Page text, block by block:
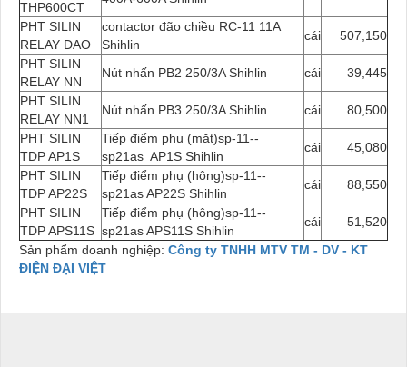
THP600CT
PHT SILIN
RELAY DAO
contactor đão chiều RC-11 11A
Shihlin
cái
507,150
PHT SILIN
RELAY NN
Nút nhấn PB2 250/3A Shihlin cái
39,445
PHT SILIN
RELAY NN1
Nút nhấn PB3 250/3A Shihlin cái
80,500
PHT SILIN
TDP AP1S
Tiếp điểm phụ (mặt)sp-11--
sp21as AP1S Shihlin
cái
45,080
PHT SILIN
TDP AP22S
Tiếp điểm phụ (hông)sp-11--
sp21as AP22S Shihlin
cái
88,550
PHT SILIN
TDP APS11S
Tiếp điểm phụ (hông)sp-11--
sp21as APS11S Shihlin
cái
51,520
Sản phẩm doanh nghiệp: Công ty TNHH MTV TM - DV - KT
ĐIỆN ĐẠI VIỆT